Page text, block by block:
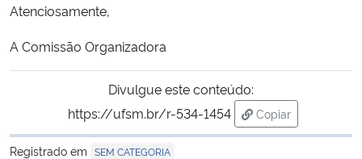
Advocacia-Geral da União
Banco Central do Brasil
Planalto
Atenciosamente,
A Comissão Organizadora
Divulgue este conteúdo:
https://ufsm.br/r-534-1454
Copiar
para área de
Registrado em SEM CATEGORIA